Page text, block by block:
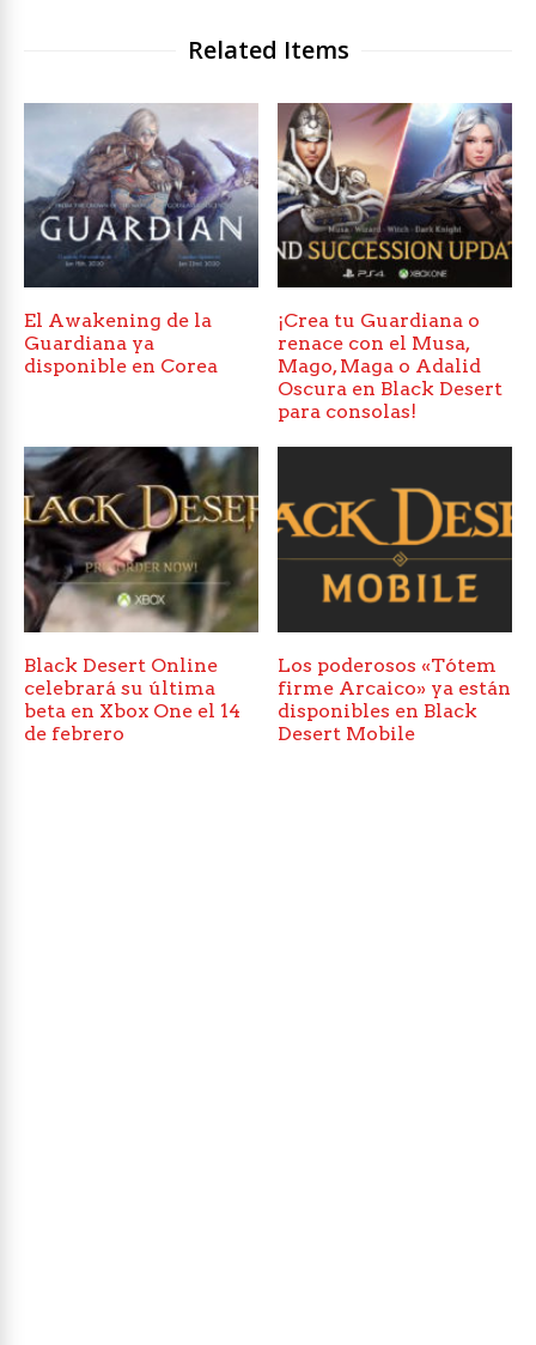
Related Items
El Awakening de la
Guardiana ya
disponible en Corea
¡Crea tu Guardiana o
renace con el Musa,
Mago, Maga o Adalid
Oscura en Black Desert
para consolas!
Black Desert Online
celebrará su última
beta en Xbox One el 14
de febrero
Los poderosos «Tótem
firme Arcaico» ya están
disponibles en Black
Desert Mobile